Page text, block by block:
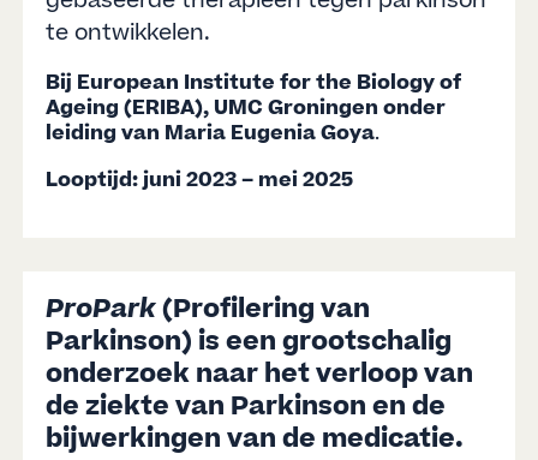
te ontwikkelen.
Bij European Institute for the Biology of
Ageing (ERIBA), UMC Groningen onder
leiding van Maria Eugenia Goya.
Looptijd: juni 2023 – mei 2025
ProPark(Profilering van
Parkinson) is een grootschalig
onderzoek naar het verloop van
de ziekte van Parkinson en de
bijwerkingen van de medicatie.